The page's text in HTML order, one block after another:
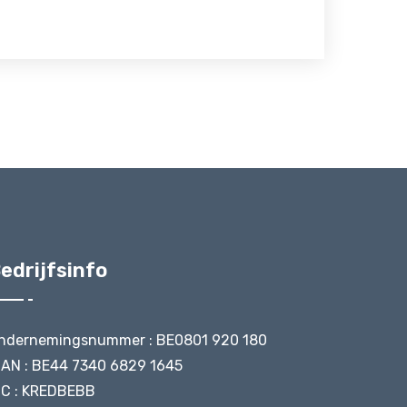
: BE0801 920 180
: BE44 7340 6829 1645
: KREDBEBB